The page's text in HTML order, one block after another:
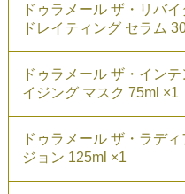
ドゥラメール ザ・リバ
ドレイティング セラム
ドゥラメール ザ・イン
イジング マスク 75ml ×1
ドゥラメール ザ・ラデ
ジョン 125ml ×1